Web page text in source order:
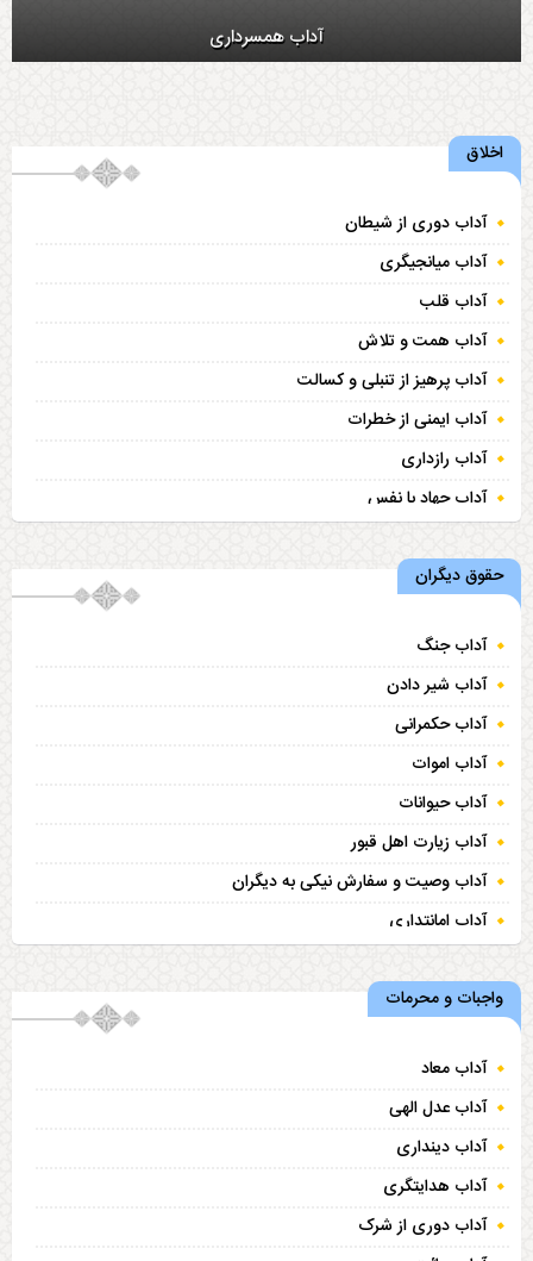
آداب همسرداری
اخلاق
آداب دوری از شیطان
آداب میانجیگری
آداب قلب
آداب همت و تلاش
آداب پرهیز از تنبلی و کسالت
آداب ایمنی از خطرات
آداب رازداری
آداب جهاد با نفس
آداب ایمنی از چشم زخم
آداب مردم داری
حقوق دیگران
آداب جنگ
آداب شیر دادن
آداب حکمرانی
آداب اموات
آداب حیوانات
آداب زیارت اهل قبور
آداب وصیت و سفارش نیکی به دیگران
آداب امانتداری
حقوق مؤمن
واجبات و محرمات
آداب معاد
آداب عدل الهی
آداب دینداری
آداب هدایتگری
آداب دوری از شرک